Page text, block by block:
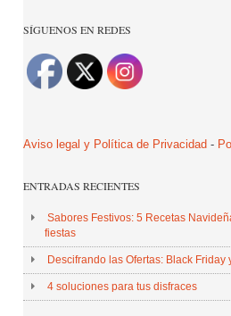
SÍGUENOS EN REDES
Aviso legal y Política de Privacidad -
ENTRADAS RECIENTES
Sabores Festivos: 5 Recetas
fiestas
Descifrando las Ofertas: Black
4 soluciones para tus disfraces